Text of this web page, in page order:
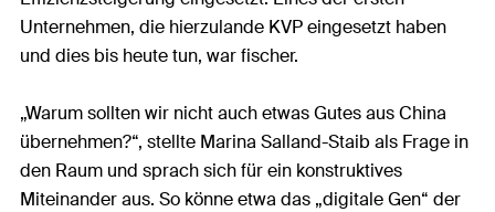
Unternehmen, die hierzulande KVP eingesetzt haben
und dies bis heute tun, war fischer.
„Warum sollten wir nicht auch etwas Gutes aus China
übernehmen?“, stellte Marina Salland-Staib als Frage in
den Raum und sprach sich für ein konstruktives
Miteinander aus. So könne etwa das „digitale Gen“ der